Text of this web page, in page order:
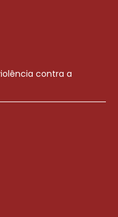
contra a